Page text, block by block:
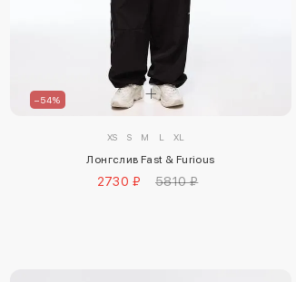
–54%
XS S M L XL
Лонгслив Fast & Furious
2730 ₽ 5810 ₽